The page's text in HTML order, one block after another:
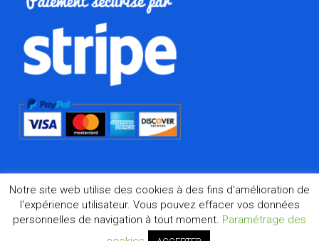
©2026 Dharma.fr, la boutique de l'Asie à Marseille depuis
Notre site web utilise des cookies à des fins d'amélioration de
l'expérience utilisateur. Vous pouvez effacer vos données
personnelles de navigation à tout moment. Paramétrage des